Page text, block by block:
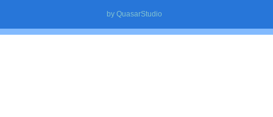
by QuasarStudio